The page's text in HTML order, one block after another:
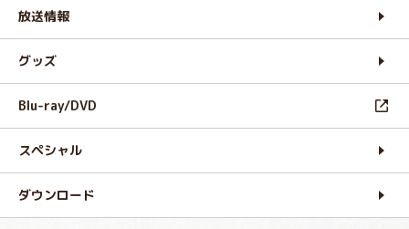
放送情報
グッズ
Blu-ray/DVD
スペシャル
ダウンロード